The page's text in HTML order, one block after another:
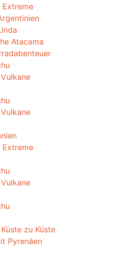
Extreme
Atacama
Extreme
zu Küste
Pyrenäen